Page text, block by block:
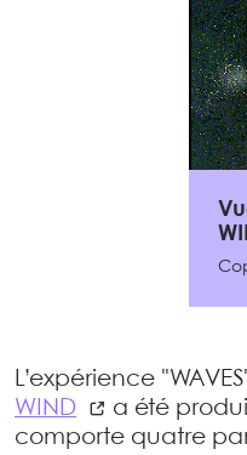
L’expérience
WIND
a été
comporte quatre